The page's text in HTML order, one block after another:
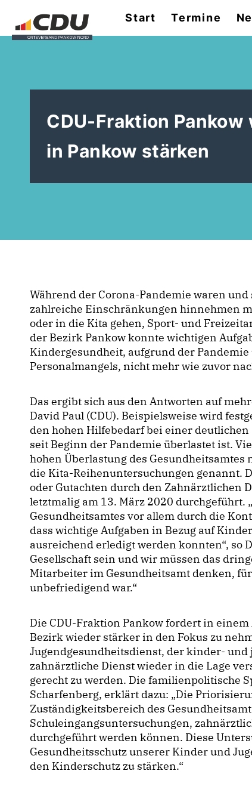
Start Termine
CDU-Fraktion
in Pankow stärken
Während der Corona-Pandemie waren
zahlreiche Einschränkungen hinnehmen
oder in die Kita gehen, Sport- und
der Bezirk Pankow konnte wichtigen
Kindergesundheit, aufgrund der
Personalmangels, nicht mehr wie zuvor
Das ergibt sich aus den Antworten auf
David Paul (CDU). Beispielsweise wird
den hohen Hilfebedarf bei einer
seit Beginn der Pandemie überlastet ist.
hohen Überlastung des
die Kita-Reihenuntersuchungen genannt.
oder Gutachten durch den Zahnärztlichen
letztmalig am 13. März 2020 durchgeführt.
Gesundheitsamtes vor allem durch die
dass wichtige Aufgaben in Bezug auf
ausreichend erledigt werden konnten“, so
Gesellschaft sein und wir müssen das
Mitarbeiter im Gesundheitsamt denken,
unbefriedigend war.“
Die CDU-Fraktion Pankow fordert in
Bezirk wieder stärker in den Fokus zu
Jugendgesundheitsdienst, der kinder-
zahnärztliche Dienst wieder in die Lage
gerecht zu werden. Die familienpolitische
Scharfenberg, erklärt dazu: „Die
Zuständigkeitsbereich des
Schuleingangsuntersuchungen,
durchgeführt werden können. Diese
Gesundheitsschutz unserer Kinder und
den Kinderschutz zu stärken.“